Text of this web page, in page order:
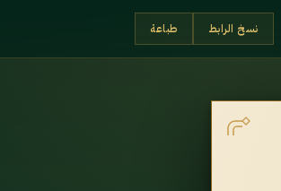
نسخ الرابط طباعة